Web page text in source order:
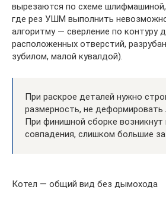
вырезаются по схеме
где рез УШМ выполнить
алгоритму — сверление по контуру
расположенных отверстий,
зубилом, малой кувалдой).
При раскрое деталей нужно
размерность, не деформировать
При финишной сборке
совпадения, слишком большие
Котел — общий вид без дымохода